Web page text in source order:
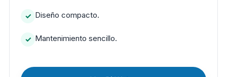
Diseño compacto.
Mantenimiento sencillo.